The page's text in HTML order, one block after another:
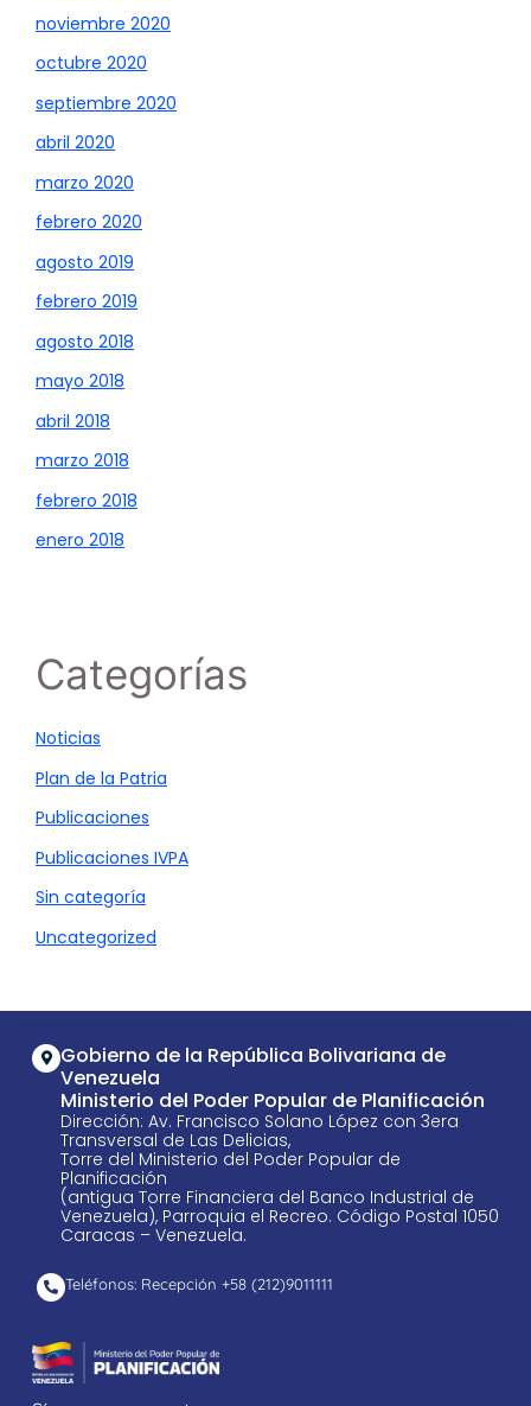
noviembre 2020
octubre 2020
septiembre 2020
abril 2020
marzo 2020
febrero 2020
agosto 2019
febrero 2019
agosto 2018
mayo 2018
abril 2018
marzo 2018
febrero 2018
enero 2018
Categorías
Noticias
Plan de la Patria
Publicaciones
Publicaciones IVPA
Sin categoría
Uncategorized
Gobierno de la República Bolivariana de
Venezuela
Ministerio del Poder Popular de Planificación
Dirección: Av. Francisco Solano López con 3era
Transversal de Las Delicias,
Torre del Ministerio del Poder Popular de
Planificación
(antigua Torre Financiera del Banco Industrial de
Venezuela), Parroquia el Recreo. Código Postal 1050
Caracas – Venezuela.
Teléfonos: Recepción +58 ​(212)9011111